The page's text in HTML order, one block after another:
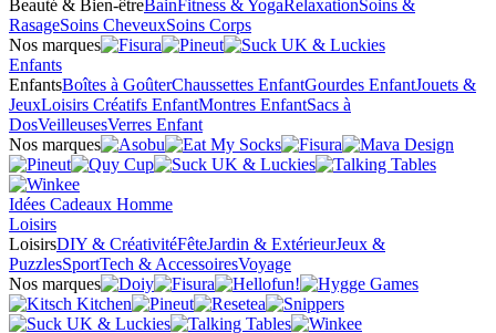
Beauté & Bien-êtreBainFitness & YogaRelaxationSoins &
RasageSoins CheveuxSoins Corps
Nos marques
Enfants
EnfantsBoîtes à GoûterChaussettes EnfantGourdes EnfantJouets &
JeuxLoisirs Créatifs EnfantMontres EnfantSacs à
DosVeilleusesVerres Enfant
Nos marques
Idées Cadeaux Homme
Loisirs
LoisirsDIY & CréativitéFêteJardin & ExtérieurJeux &
PuzzlesSportTech & AccessoiresVoyage
Nos marques